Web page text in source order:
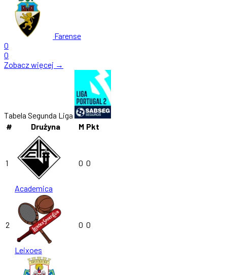
Farense
0
0
Zobacz więcej →
Tabela Segunda Liga
#
Drużyna M Pkt
1
Academica
0 0
2
Leixoes
0 0